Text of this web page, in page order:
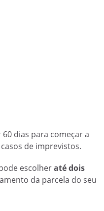
60 dias para começar a
de imprevistos.
escolheraté dois
da parcela do seu